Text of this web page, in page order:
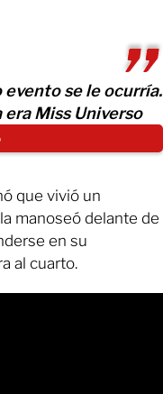
se le ocurría.
era Miss Universo
que vivió un
manoseó delante de
en su
al cuarto.